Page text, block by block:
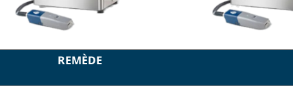
REMÈDE